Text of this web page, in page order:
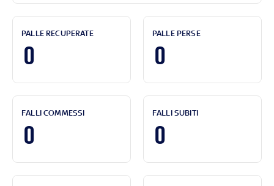
PALLE RECUPERATE
0
PALLE PERSE
0
FALLI COMMESSI
0
FALLI SUBITI
0